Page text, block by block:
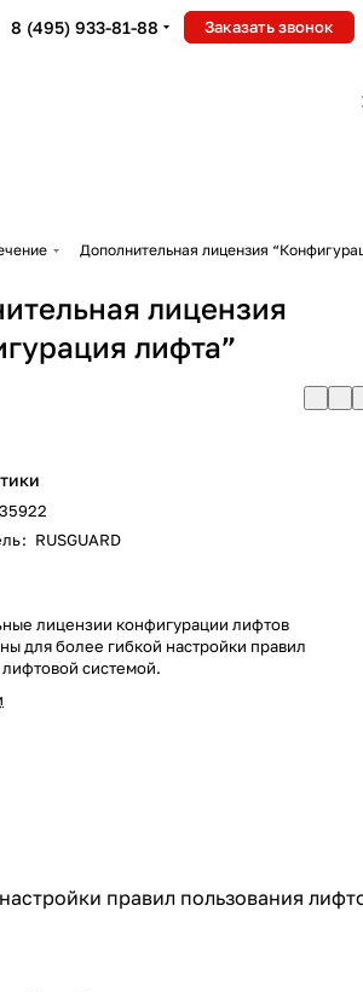
8 (495) 933-81-88 Заказать звонок
Дополнительная лицензия
лицензия
лифта”
35922
: RUSGUARD
лицензии конфигурации лифтов
для более гибкой настройки правил
системой.
правил пользования